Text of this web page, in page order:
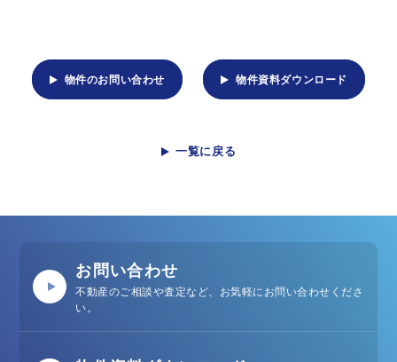
物件のお問い合わせ 物件資料ダウンロード
一覧に戻る
お問い合わせ
不動産のご相談や査定など、お気軽にお問い合わせくださ
い。